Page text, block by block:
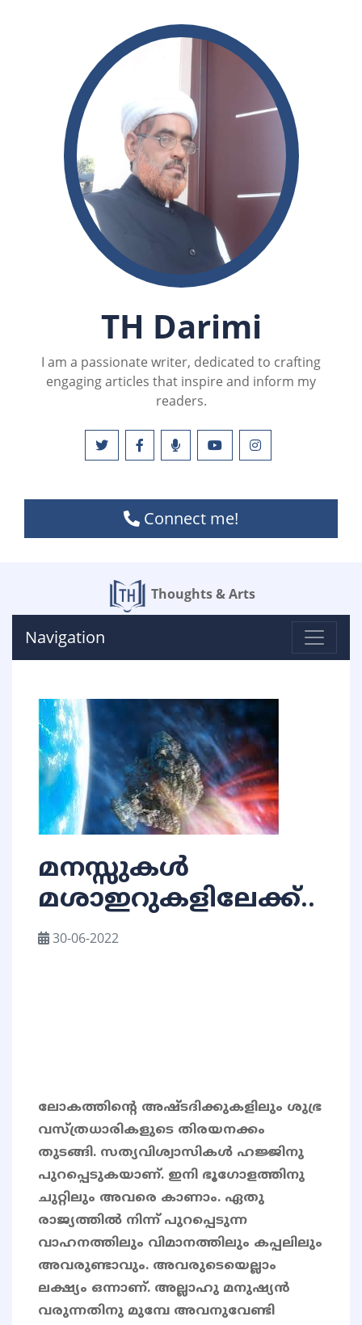
TH Darimi
I am a passionate writer, dedicated to crafting
engaging articles that inspire and inform my
readers.
Connect me!
Thoughts & Arts
Navigation
മനസ്സുകൾ
മശാഇറുകളിലേക്ക്..
30-06-2022
ലോകത്തിന്റെ അഷ്ടദിക്കുകളിലും ശുഭ്ര
വസ്ത്രധാരികളുടെ തിരയനക്കം
തുടങ്ങി. സത്യവിശ്വാസികൾ ഹജ്ജിനു
പുറപ്പെടുകയാണ്. ഇനി ഭൂഗോളത്തിനു
ചുറ്റിലും അവരെ കാണാം. ഏതു
രാജ്യത്തിൽ നിന്ന് പുറപ്പെടുന്ന
വാഹനത്തിലും വിമാനത്തിലും കപ്പലിലും
അവരുണ്ടാവും. അവരുടെയെല്ലാം
ലക്ഷ്യം ഒന്നാണ്. അല്ലാഹു മനുഷ്യൻ
വരുന്നതിനു മുമ്പേ അവനുവേണ്ടി